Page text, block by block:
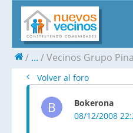
... Vecinos Grupo
Volver al foro
B
Bokerona
08/12/2008